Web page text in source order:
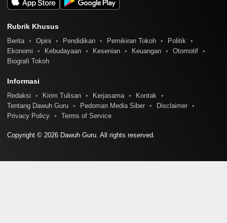
Rubrik Khusus
Berita Opini Pendidikan Pemikiran Tokoh
Politik
Ekonomi
Kebudayaan Kesenian Keuangan
Otomotif
Biografi Tokoh
Informasi
Redaksi Kirim Tulisan Kerjasama
Kontak
Tentang Dawuh Guru
Pedoman Media Siber
Disclaimer
Privacy Policy
Terms of Service
Copyright © 2026 Dawuh Guru. All rights reserved.